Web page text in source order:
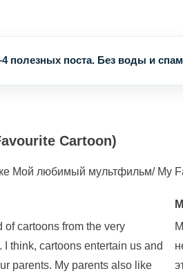
полезных поста. Без воды и
Cartoon)
Мой любимый мультфильм/ My
of cartoons from the very
think, cartoons entertain us and
parents. My parents also like